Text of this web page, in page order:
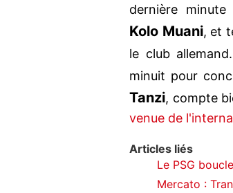
dernière
Kolo Muani, et
le club
minuit pour
Tanzi, compte
venue de
Articles liés
Le PSG
Mercato :